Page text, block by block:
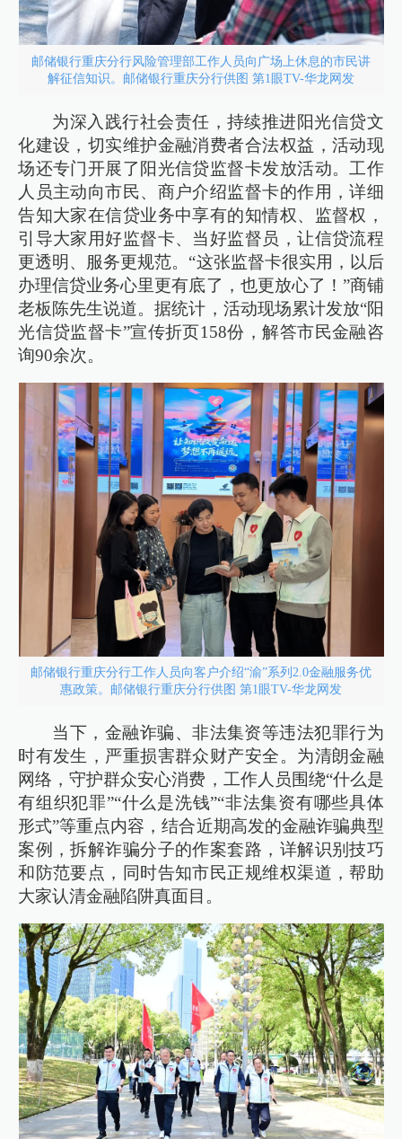
邮储银行重庆分行风险管理部工作人员向广场上休息的市民讲
解征信知识。邮储银行重庆分行供图 第1眼TV-华龙网发
为深入践行社会责任，持续推进阳光信贷文
化建设，切实维护金融消费者合法权益，活动现
场还专门开展了阳光信贷监督卡发放活动。工作
人员主动向市民、商户介绍监督卡的作用，详细
告知大家在信贷业务中享有的知情权、监督权，
引导大家用好监督卡、当好监督员，让信贷流程
更透明、服务更规范。“这张监督卡很实用，以后
办理信贷业务心里更有底了，也更放心了！”商铺
老板陈先生说道。据统计，活动现场累计发放“阳
光信贷监督卡”宣传折页158份，解答市民金融咨
询90余次。
邮储银行重庆分行工作人员向客户介绍“渝”系列2.0金融服务优
惠政策。邮储银行重庆分行供图 第1眼TV-华龙网发
当下，金融诈骗、非法集资等违法犯罪行为
时有发生，严重损害群众财产安全。为清朗金融
网络，守护群众安心消费，工作人员围绕“什么是
有组织犯罪”“什么是洗钱”“非法集资有哪些具体
形式”等重点内容，结合近期高发的金融诈骗典型
案例，拆解诈骗分子的作案套路，详解识别技巧
和防范要点，同时告知市民正规维权渠道，帮助
大家认清金融陷阱真面目。